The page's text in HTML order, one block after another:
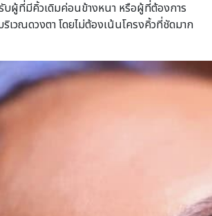
รับผู้ที่มีคิ้วเดิมค่อนข้างหนา หรือผู้ที่ต้องการ
ริเวณดวงตา โดยไม่ต้องเน้นโครงคิ้วที่ชัดมาก